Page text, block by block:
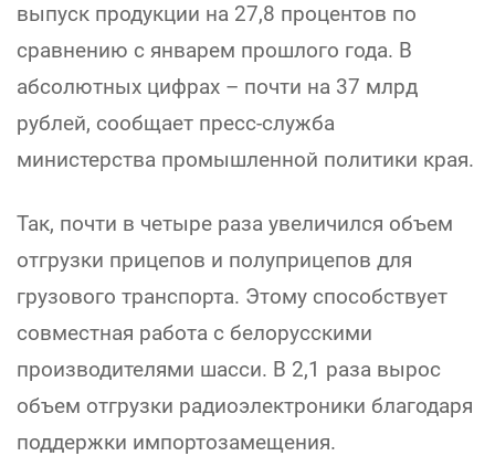
выпуск продукции на 27,8 процентов по
сравнению с январем прошлого года. В
абсолютных цифрах – почти на 37 млрд
рублей, сообщает пресс-служба
министерства промышленной политики края.
Так, почти в четыре раза увеличился объем
отгрузки прицепов и полуприцепов для
грузового транспорта. Этому способствует
совместная работа с белорусскими
производителями шасси. В 2,1 раза вырос
объем отгрузки радиоэлектроники благодаря
поддержки импортозамещения.